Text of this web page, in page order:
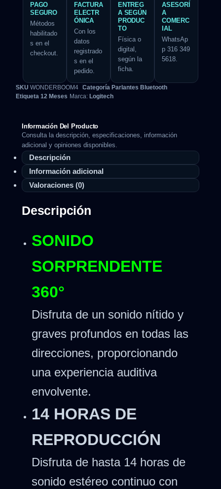
PAGO
SEGURO
Métodos
habilitado
s en el
checkout.
FACTURA
ELECTR
ÓNICA
Con los
datos
registrado
s en el
pedido.
ENTREG
A SEGÚN
PRODUC
TO
Física o
digital,
según la
ficha.
ASESORÍ
A
COMERC
IAL
WhatsAp
p 316 349
5618.
SKU WONDERBOOM4 Categoría Parlantes Bluetooth
Etiqueta 12 Meses Marca: Logitech
Información Del Producto
Consulta la descripción, especificaciones, información
adicional y opiniones disponibles.
Descripción
Información adicional
Valoraciones (0)
Descripción
SONIDO
SORPRENDENTE
360°
Disfruta de un sonido nítido y
graves profundos en todas las
direcciones, proporcionando
una experiencia auditiva
envolvente.
14 HORAS DE
REPRODUCCIÓN
Disfruta de hasta 14 horas de
sonido estéreo continuo con